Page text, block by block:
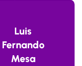
Luis
Fernando
Mesa